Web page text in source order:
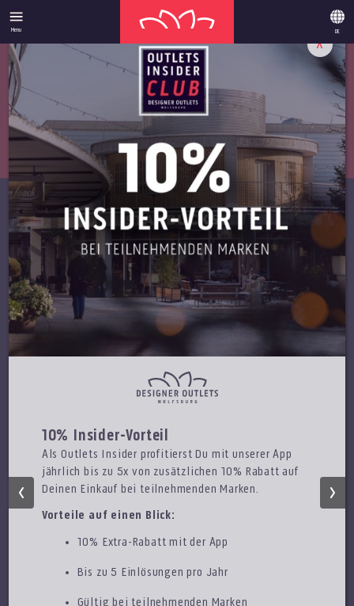
Menu DE
X
10% Insider-Vorteil
Als Outlets Insider profitierst Du mit unserer App
jährlich bis zu 5x von zusätzlichen 10% Rabatt auf
Deinen Einkauf bei teilnehmenden Marken.
Vorteile auf einen Blick:
10% Extra-Rabatt mit der App
Bis zu 5 Einlösungen pro Jahr
Gültig bei teilnehmenden Marken
ANGEBOTE
­UNSEREHIGHLIGHTS